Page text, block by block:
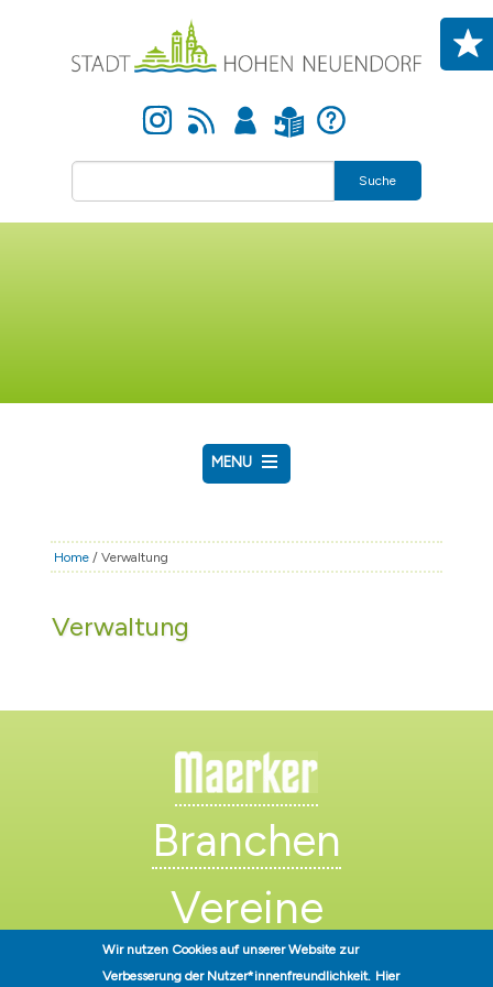
Instagram Newsfeed Anmelden Leichte Sprache Hilfe
Suche
MENU
Home / Verwaltung
Verwaltung
Branchen
Vereine
Künstler
Wir nutzen Cookies auf unserer Website zur
Verbesserung der Nutzer*innenfreundlichkeit. Hier